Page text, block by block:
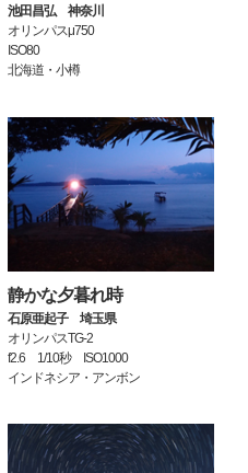
池田昌弘 神奈川
オリンパスμ750
ISO80
北海道・小樽
静かな夕暮れ時
石原亜起子 埼玉県
オリンパスTG-2
f2.6 1/10秒 ISO1000
インドネシア・アンボン